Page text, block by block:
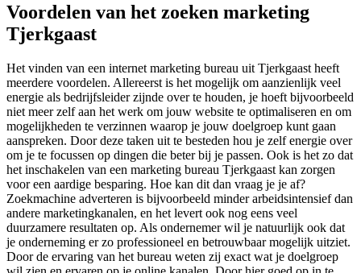
Voordelen van het zoeken marketing
Tjerkgaast
Het vinden van een internet marketing bureau uit Tjerkgaast heeft
meerdere voordelen. Allereerst is het mogelijk om aanzienlijk veel
energie als bedrijfsleider zijnde over te houden, je hoeft bijvoorbeeld
niet meer zelf aan het werk om jouw website te optimaliseren en om
mogelijkheden te verzinnen waarop je jouw doelgroep kunt gaan
aanspreken. Door deze taken uit te besteden hou je zelf energie over
om je te focussen op dingen die beter bij je passen. Ook is het zo dat
het inschakelen van een marketing bureau Tjerkgaast kan zorgen
voor een aardige besparing. Hoe kan dit dan vraag je je af?
Zoekmachine adverteren is bijvoorbeeld minder arbeidsintensief dan
andere marketingkanalen, en het levert ook nog eens veel
duurzamere resultaten op. Als ondernemer wil je natuurlijk ook dat
je onderneming er zo professioneel en betrouwbaar mogelijk uitziet.
Door de ervaring van het bureau weten zij exact wat je doelgroep